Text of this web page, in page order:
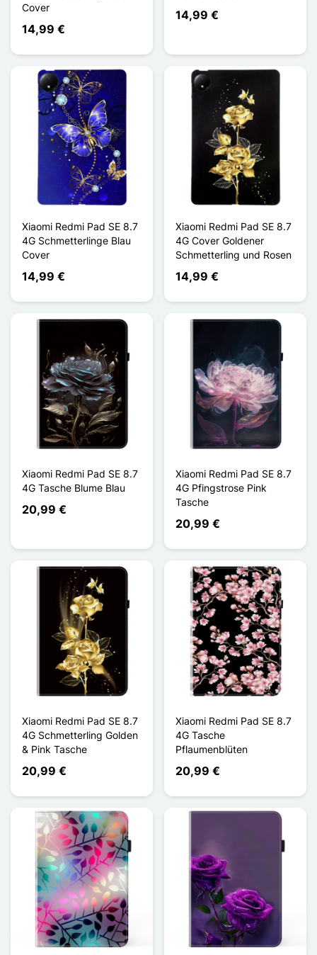
Cover
14,99 €
14,99 €
Xiaomi Redmi Pad SE 8.7
4G Schmetterlinge Blau
Cover
14,99 €
Xiaomi Redmi Pad SE 8.7
4G Cover Goldener
Schmetterling und Rosen
14,99 €
Xiaomi Redmi Pad SE 8.7
4G Tasche Blume Blau
20,99 €
Xiaomi Redmi Pad SE 8.7
4G Pfingstrose Pink
Tasche
20,99 €
Xiaomi Redmi Pad SE 8.7
4G Schmetterling Golden
& Pink Tasche
20,99 €
Xiaomi Redmi Pad SE 8.7
4G Tasche
Pflaumenblüten
20,99 €